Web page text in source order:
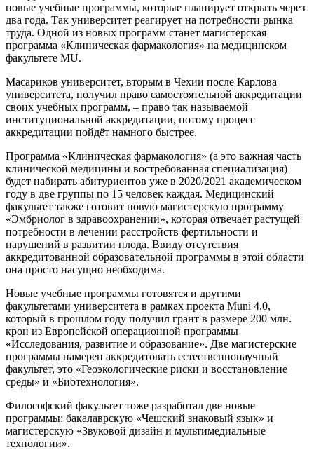
новые учебные программы, которые планирует открыть через
два года. Так университет реагирует на потребности рынка
труда. Одной из новых программ станет магистерская
программа «Клиническая фармакология» на медицинском
факультете MU.
Масариков университет, вторым в Чехии после Карлова
университета, получил право самостоятельной аккредитации
своих учебных программ, – право так называемой
институциональной аккредитации, потому процесс
аккредитации пойдёт намного быстрее.
Программа «Клиническая фармакология» (а это важная часть
клинической медицины и востребованная специализация)
будет набирать абитуриентов уже в 2020/2021 академическом
году в две группы по 15 человек каждая. Медицинский
факультет также готовит новую магистерскую программу
«Эмбриолог в здравоохранении», которая отвечает растущей
потребности в лечении расстройств фертильности и
нарушений в развитии плода. Ввиду отсутствия
аккредитованной образовательной программы в этой области
она просто насущно необходима.
Новые учебные программы готовятся и другими
факультетами университета в рамках проекта Muni 4.0,
который в прошлом году получил грант в размере 200 млн.
крон из Европейской операционной программы
«Исследования, развитие и образование». Две магистерские
программы намерен аккредитовать естественнонаучный
факультет, это «Геоэкологические риски и восстановление
среды» и «Биотехнология».
Философский факультет тоже разработал две новые
программы: бакалаврскую «Чешский знаковый язык» и
магистерскую «Звуковой дизайн и мультимедиальные
технологии».